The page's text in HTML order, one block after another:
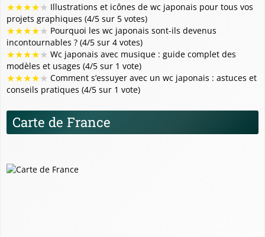
★★★★★ Illustrations et icônes de wc japonais pour tous vos
projets graphiques (4/5 sur 5 votes)
★★★★★ Pourquoi les wc japonais sont-ils devenus
incontournables ? (4/5 sur 4 votes)
★★★★★ Wc japonais avec musique : guide complet des
modèles et usages (4/5 sur 1 vote)
★★★★★ Comment s’essuyer avec un wc japonais : astuces et
conseils pratiques (4/5 sur 1 vote)
Carte de France